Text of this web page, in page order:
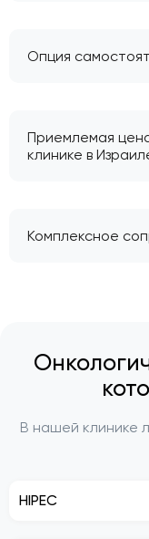
Опция
Приемлемая
клинике в
Комплексное
В нашей клинике
HIPEC